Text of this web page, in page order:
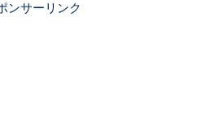
ンサーリンク